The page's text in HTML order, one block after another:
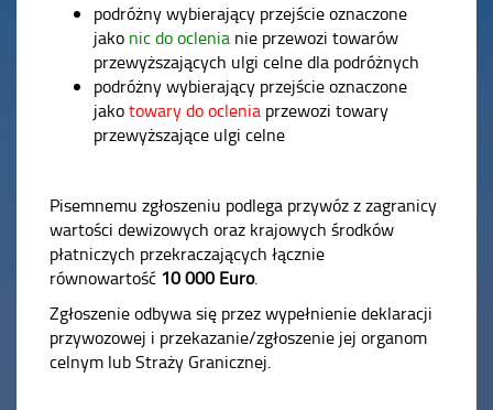
podróżny wybierający przejście oznaczone
jako nic do oclenia nie przewozi towarów
przewyższających ulgi celne dla podróżnych
podróżny wybierający przejście oznaczone
jakotowary do oclenia przewozi towary
przewyższające ulgi celne
Pisemnemu zgłoszeniu podlega przywóz z zagranicy
wartości dewizowych oraz krajowych środków
płatniczych przekraczających łącznie
równowartość 10 000 Euro.
Zgłoszenie odbywa się przez wypełnienie deklaracji
przywozowej i przekazanie/zgłoszenie jej organom
celnym lub Straży Granicznej.